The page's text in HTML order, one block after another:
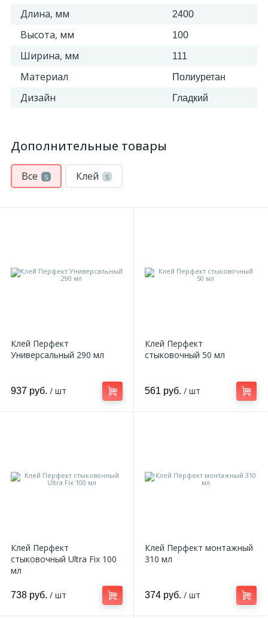
Длина, мм 2400
Высота, мм 100
Ширина, мм 111
Материал Полиуретан
Дизайн Гладкий
Дополнительные товары
Все 5 Клей 5
Клей Перфект
Универсальный 290 мл
937 руб. / шт
Клей Перфект
стыковочный 50 мл
561 руб. / шт
Клей Перфект
стыковочный Ultra Fix 100
мл
738 руб. / шт
Клей Перфект монтажный
310 мл
374 руб. / шт